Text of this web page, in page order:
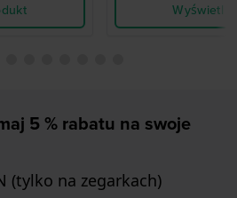
Wyświetl
5 % rabatu na swoje
(tylko na zegarkach)